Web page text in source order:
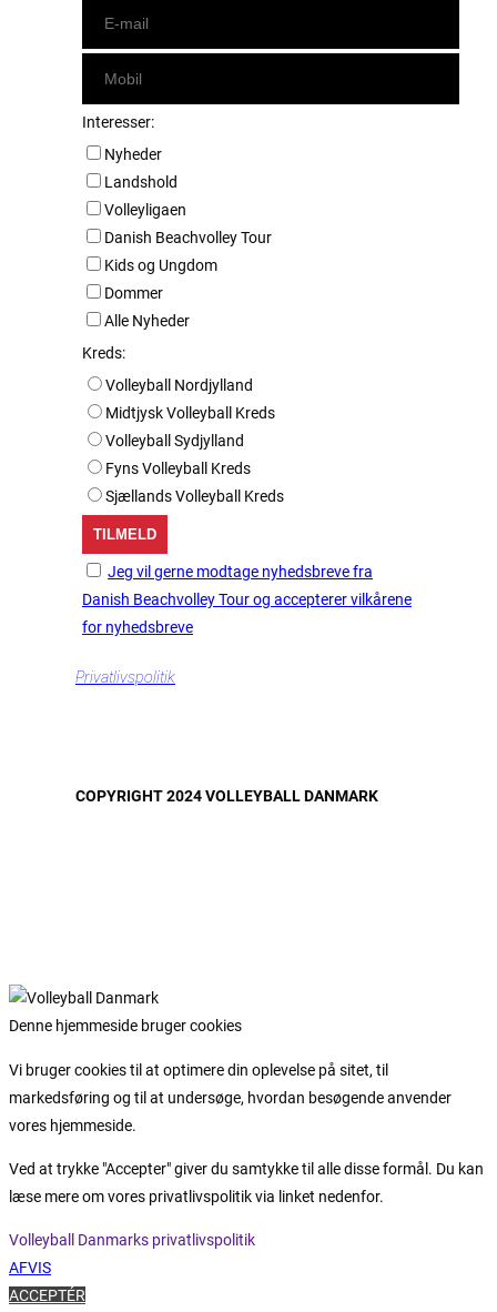
Interesser:
Nyheder
Landshold
Volleyligaen
Danish Beachvolley Tour
Kids og Ungdom
Dommer
Alle Nyheder
Kreds:
Volleyball Nordjylland
Midtjysk Volleyball Kreds
Volleyball Sydjylland
Fyns Volleyball Kreds
Sjællands Volleyball Kreds
Jeg vil gerne modtage nyhedsbreve fra
Danish Beachvolley Tour og accepterer vilkårene
for nyhedsbreve
Privatlivspolitik
COPYRIGHT 2024 VOLLEYBALL DANMARK
Denne hjemmeside bruger cookies
Vi bruger cookies til at optimere din oplevelse på sitet, til
markedsføring og til at undersøge, hvordan besøgende anvender
vores hjemmeside.
Ved at trykke "Accepter" giver du samtykke til alle disse formål. Du kan
læse mere om vores privatlivspolitik via linket nedenfor.
Volleyball Danmarks privatlivspolitik
AFVIS
ACCEPTÉR